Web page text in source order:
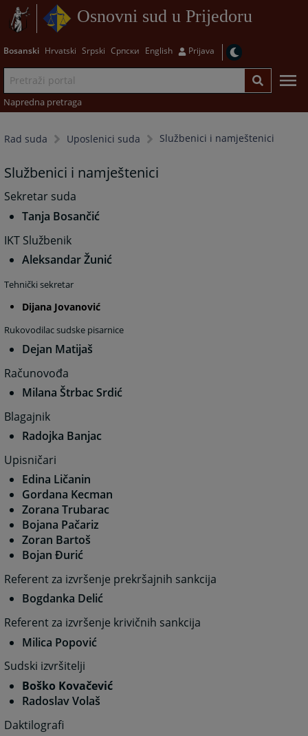
Osnovni sud u Prijedoru
Bosanski Hrvatski Srpski Српски English Prijava
Napredna pretraga
Rad suda Uposlenici suda Službenici i namještenici
Službenici i namještenici
Sekretar suda
Tanja Bosančić
IKT Službenik
Aleksandar Žunić
Tehnički sekretar
Dijana Jovanović
Rukovodilac sudske pisarnice
Dejan Matijaš
Računovođa
Milana Štrbac Srdić
Blagajnik
Radojka Banjac
Upisničari
Edina Ličanin
Gordana Kecman
Zorana Trubarac
Bojana Pačariz
Zoran Bartoš
Bojan Đurić
Referent za izvršenje prekršajnih sankcija
Bogdanka Delić
Referent za izvršenje krivičnih sankcija
Milica Popović
Sudski izvršitelji
Boško Kovačević
Radoslav Volaš
Daktilografi